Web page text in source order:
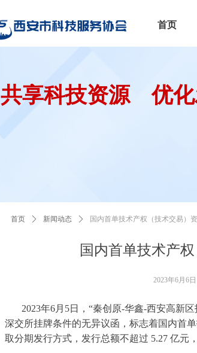
首页
共享科技资源 优
国内首单技术产
首页 ꄲ 新闻动态 ꄲ 国内首单技术产权（技术交易）
2023年6月5日，“秦创原-华鑫-西安高新
深交所挂牌条件的无异议函，标志着国内首
取分期发行方式，发行总额不超过 5.27 亿元
2023年6月6日